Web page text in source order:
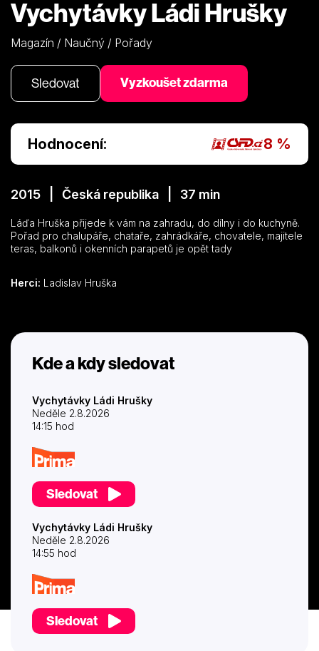
Vychytávky Ládi Hrušky
Magazín / Naučný / Pořady
Sledovat Vyzkoušet zdarma
Hodnocení: 8 %
2015 | Česká republika | 37 min
Láďa Hruška přijede k vám na zahradu, do dílny i do kuchyně.
Pořad pro chalupáře, chataře, zahrádkáře, chovatele, majitele
teras, balkonů i okenních parapetů je opět tady
Herci: Ladislav Hruška
Kde a kdy sledovat
Vychytávky Ládi Hrušky
Neděle 2.8.2026
14:15 hod
Sledovat
Vychytávky Ládi Hrušky
Neděle 2.8.2026
14:55 hod
Sledovat